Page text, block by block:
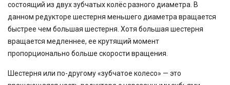
состоящий из двух зубчатых колёс разного диаметра. В
данном редукторе шестерня меньшего диаметра вращается
быстрее чем большая шестерня. Хотя большая шестерня
вращается медленнее, ее крутящий момент
пропорционально больше скорости вращения.
Шестерня или по-другому «зубчатое колесо» — это